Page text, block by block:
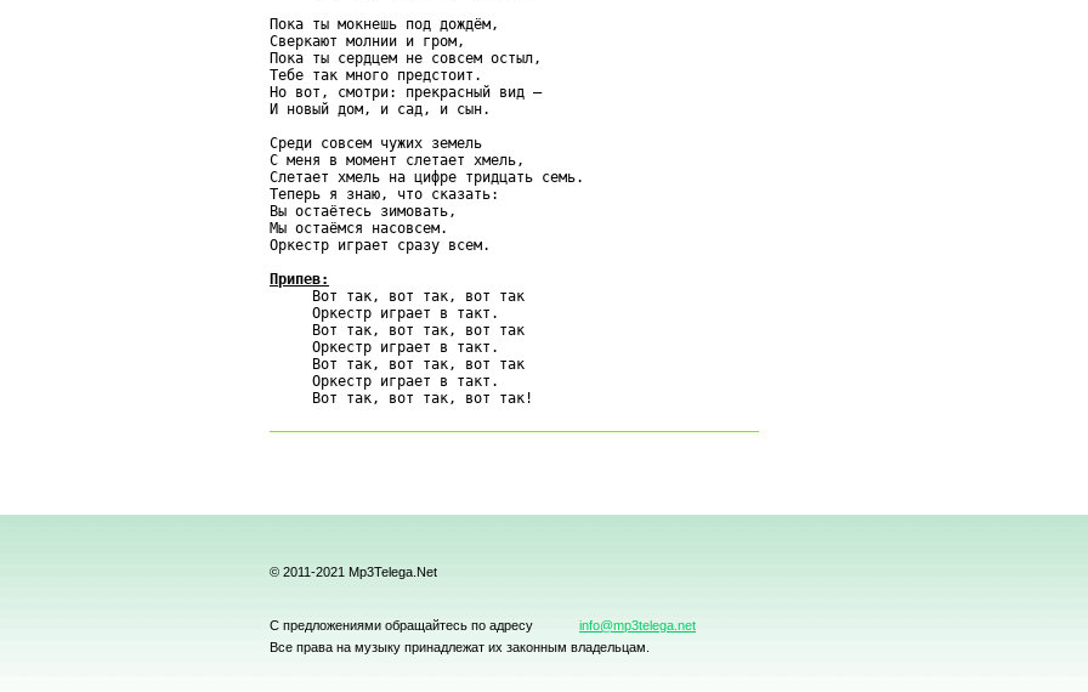
Пока ты мокнешь под дождём,
Сверкают молнии и гром,
Пока ты сердцем не совсем остыл,
Тебе так много предстоит.
Но вот, смотри: прекрасный вид –
И новый дом, и сад, и сын.
Среди совсем чужих земель
С меня в момент слетает хмель,
Слетает хмель на цифре тридцать семь.
Теперь я знаю, что сказать:
Вы остаётесь зимовать,
Мы остаёмся насовсем.
Оркестр играет сразу всем.
Припев:
Вот так, вот так, вот так
     Оркестр играет в такт.
     Вот так, вот так, вот так
     Оркестр играет в такт.
     Вот так, вот так, вот так
     Оркестр играет в такт.
© 2011-2021 Mp3Telega.Net
С предложениями обращайтесь по адресу
info@mp3telega.net
Все права на музыку принадлежат их законным владельцам.